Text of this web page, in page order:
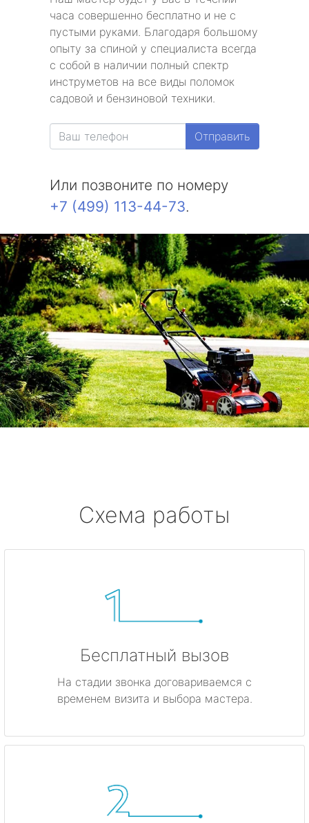
часа совершенно бесплатно и не с
пустыми руками. Благодаря большому
опыту за спиной у специалиста всегда
с собой в наличии полный спектр
инструметов на все виды поломок
садовой и бензиновой техники.
Отправить
Или позвоните по номеру
+7 (499) 113-44-73.
Схема работы
Бесплатный вызов
На стадии звонка договариваемся с
временем визита и выбора мастера.